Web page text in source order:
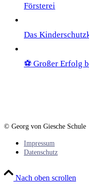
Försterei
Das
⚽ Großer Erfolg
© Georg von Giesche Schule
Impressum
Datenschutz
Nach oben scrollen